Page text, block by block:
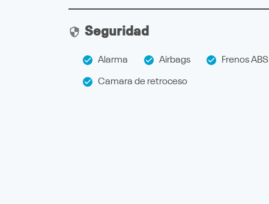
Seguridad
Alarma Airbags Frenos ABS
Camara de retroceso